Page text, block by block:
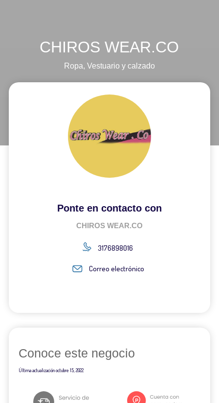
CHIROS WEAR.CO
Ropa, Vestuario y calzado
Ponte en contacto con
CHIROS WEAR.CO
3176898016
Correo electrónico
Conoce este negocio
Última actualizaciónoctubre 15, 2022